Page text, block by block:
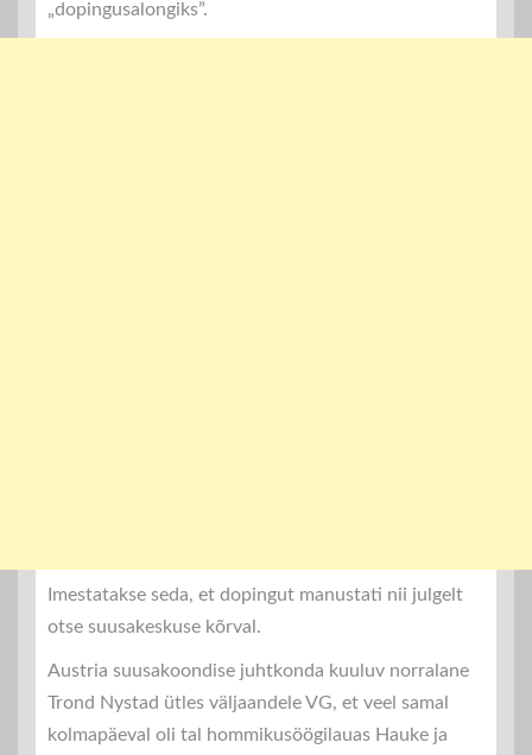
„dopingusalongiks”.
Imestatakse seda, et dopingut manustati nii julgelt
otse suusakeskuse kõrval.
Austria suusakoondise juhtkonda kuuluv norralane
Trond Nystad ütles väljaandele VG, et veel samal
kolmapäeval oli tal hommikusöögilauas Hauke ja